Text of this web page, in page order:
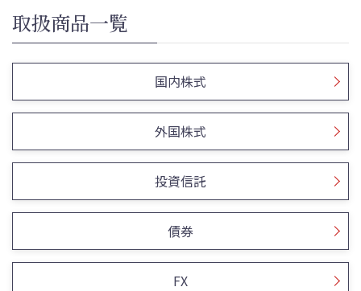
取扱商品一覧
国内株式
外国株式
投資信託
債券
FX